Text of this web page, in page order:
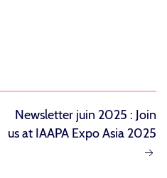
Newsletter juin 2025 : Join
us at IAAPA Expo Asia 2025